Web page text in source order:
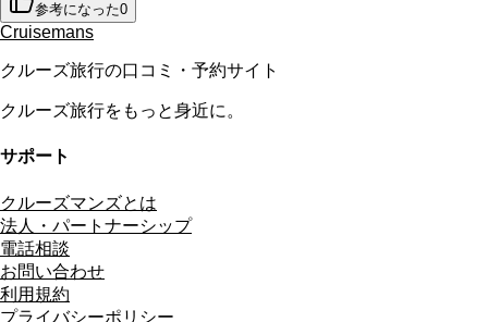
参考になった0
Cruisemans
クルーズ旅行の口コミ・予約サイト
クルーズ旅行をもっと身近に。
サポート
クルーズマンズとは
法人・パートナーシップ
電話相談
お問い合わせ
利用規約
プライバシーポリシー